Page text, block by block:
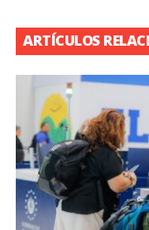
ARTÍCULOS